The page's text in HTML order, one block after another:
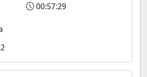
00:57:29